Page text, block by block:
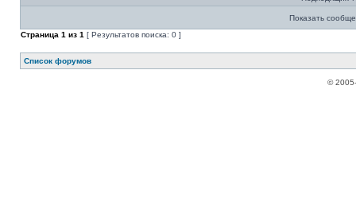
Показать
Страница 1 из 1 [ Результатов поиска: 0 ]
Список форумов
©